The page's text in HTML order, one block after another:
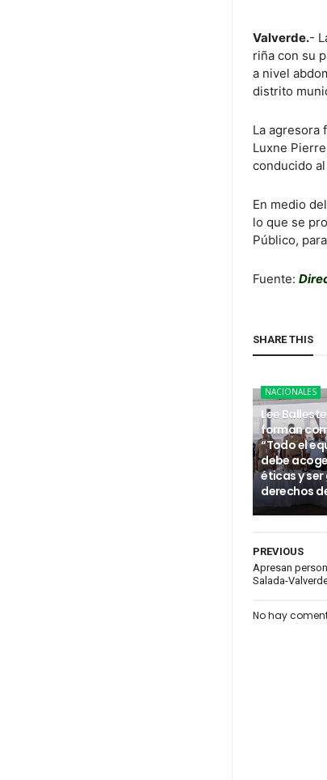
Valverde.-
riña con su
a nivel
distrito
La agresora
Luxne
conducido
En medio
lo que se
Público,
Fuente:
SHARE THIS
NACIONALES
Lee
forman
“Todo el
debe
éticas y
derechos
PREVIOUS
Apresan
Salada-
No hay